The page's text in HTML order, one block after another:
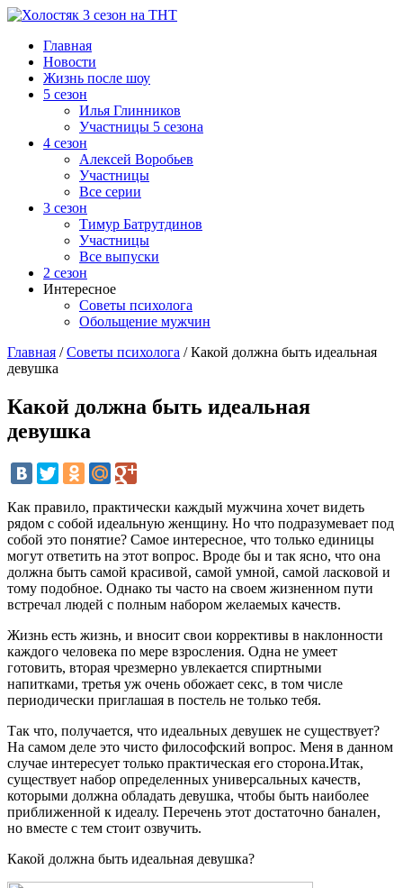
Главная
Новости
Жизнь после шоу
5 сезон
Илья Глинников
Участницы 5 сезона
4 сезон
Алексей Воробьев
Участницы
Все серии
3 сезон
Тимур Батрутдинов
Участницы
Все выпуски
2 сезон
Интересное
Советы психолога
Обольщение мужчин
Главная /Советы психолога /Какой должна быть идеальная
девушка
Какой должна быть идеальная
девушка
Как правило, практически каждый мужчина хочет видеть
рядом с собой идеальную женщину. Но что подразумевает под
собой это понятие? Самое интересное, что только единицы
могут ответить на этот вопрос. Вроде бы и так ясно, что она
должна быть самой красивой, самой умной, самой ласковой и
тому подобное. Однако ты часто на своем жизненном пути
встречал людей с полным набором желаемых качеств.
Жизнь есть жизнь, и вносит свои коррективы в наклонности
каждого человека по мере взросления. Одна не умеет
готовить, вторая чрезмерно увлекается спиртными
напитками, третья уж очень обожает секс, в том числе
периодически приглашая в постель не только тебя.
Так что, получается, что идеальных девушек не существует?
На самом деле это чисто философский вопрос. Меня в данном
случае интересует только практическая его сторона.Итак,
существует набор определенных универсальных качеств,
которыми должна обладать девушка, чтобы быть наиболее
приближенной к идеалу. Перечень этот достаточно банален,
но вместе с тем стоит озвучить.
Какой должна быть идеальная девушка?